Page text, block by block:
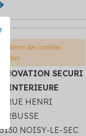
Isolation des combles
perdus
RENOVATION SECURI
TE INTERIEURE
65 RUE HENRI
BARBUSSE
NOISY-LE-SEC